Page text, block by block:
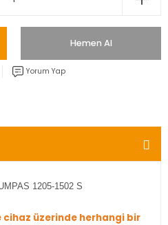
Hemen Al
Yorum Yap
1205-1502 S
üzerinde herhangi bir